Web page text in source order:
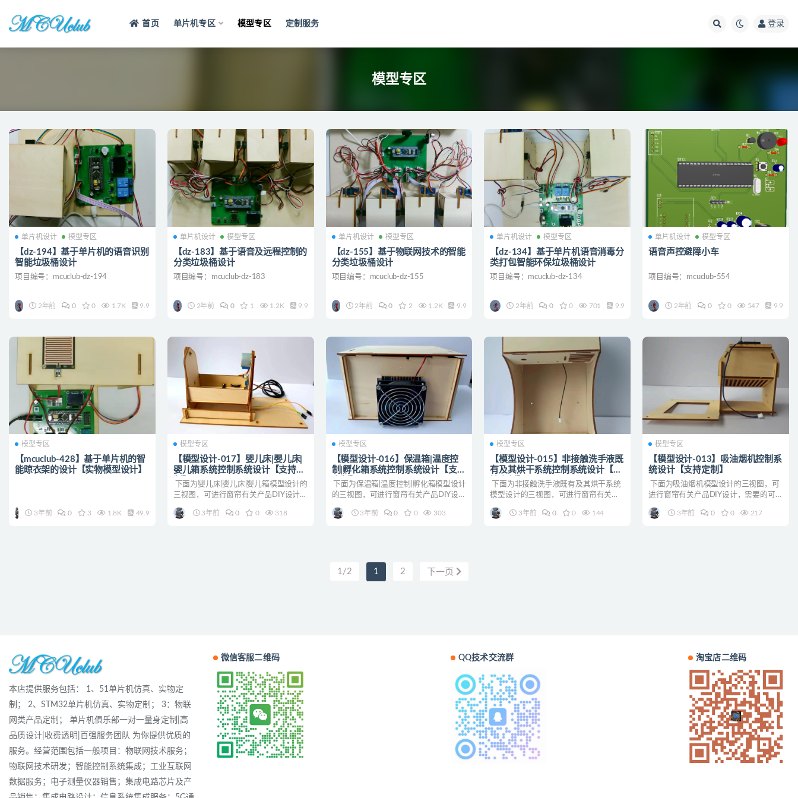
首页 单片机专区 模型专区 定制服务 登录
模型专区
单片机设计 模型专区
【dz-194】基于单片机的语音识别
智能垃圾桶设计
项目编号：mcuclub-dz-194
2年前 0 0 1.7K 9.9
单片机设计 模型专区
【dz-183】基于语音及远程控制的
分类垃圾桶设计
项目编号：mcuclub-dz-183
2年前 0 1 1.2K 9.9
单片机设计 模型专区
【dz-155】基于物联网技术的智能
分类垃圾桶设计
项目编号：mcuclub-dz-155
2年前 0 2 1.2K 9.9
单片机设计 模型专区
【dz-134】基于单片机语音消毒分
类打包智能环保垃圾桶设计
项目编号：mcuclub-dz-134
2年前 0 0 701 9.9
单片机设计 模型专区
语音声控避障小车
项目编号：mcuclub-554
2年前 0 0 547 9.9
模型专区
【mcuclub-428】基于单片机的智
能晾衣架的设计【实物模型设计】
3年前 0 3 1.8K 49.9
模型专区
【模型设计-017】婴儿床|婴儿床|
婴儿箱系统控制系统设计【支持定
制】
下面为婴儿床|婴儿床|婴儿箱模型设计的
三视图，可进行窗帘有关产品DIY设计，
3年前
0 0 318
模型专区
【模型设计-016】保温箱|温度控
制|孵化箱系统控制系统设计【支持
定制】
下面为保温箱|温度控制|孵化箱模型设计
的三视图，可进行窗帘有关产品DIY设
3年前
0 0 303
模型专区
【模型设计-015】非接触洗手液既
有及其烘干系统控制系统设计【支
持定制】
下面为非接触洗手液既有及其烘干系统
模型设计的三视图，可进行窗帘有关产
询。
3年前 0 0 144
模型专区
【模型设计-013】吸油烟机控制系
统设计【支持定制】
下面为吸油烟机模型设计的三视图，可
进行窗帘有关产品DIY设计，需要的可以
3年前
0 0 217
1/2 1 2 下一页
本店提供服务包括： 1、51单片机仿真、实物定
制； 2、STM32单片机仿真、实物定制； 3：物联
网类产品定制； 单片机俱乐部一对一量身定制|高
品质设计|收费透明|百强服务团队 为你提供优质的
服务。经营范围包括一般项目：物联网技术服务；
物联网技术研发；智能控制系统集成；工业互联网
数据服务；电子测量仪器销售；集成电路芯片及产
微信客服二维码 QQ技术交流群 淘宝店二维码